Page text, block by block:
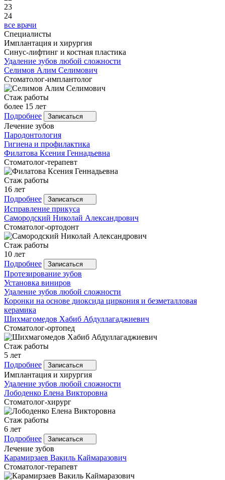
23
24
все врачи
Специалисты
Имплантация и хирургия
Синус-лифтинг и костная пластика
Удаление зубов любой сложности
Селимов Алим Селимович
Стоматолог-имплантолог
Стаж работы
более 15 лет
Подробнее
Записаться
Лечение зубов
Пародонтология
Гигиена и профилактика
Филатова Ксения Геннадьевна
Стоматолог-терапевт
Стаж работы
16 лет
Подробнее
Записаться
Исправление прикуса
Самородский Николай Александрович
Стоматолог-ортодонт
Стаж работы
10 лет
Подробнее
Записаться
Протезирование зубов
Установка виниров
Удаление зубов любой сложности
Коронки на основе диоксида циркония и безметалловая
керамика
Шихмагомедов Хабиб Абдуллагаджиевич
Стоматолог-ортопед
Стаж работы
5 лет
Подробнее
Записаться
Имплантация и хирургия
Удаление зубов любой сложности
Лободенко Елена Викторовна
Стоматолог-хирург
Стаж работы
6 лет
Подробнее
Записаться
Лечение зубов
Карамирзаев Вакиль Каймаразович
Стоматолог-терапевт